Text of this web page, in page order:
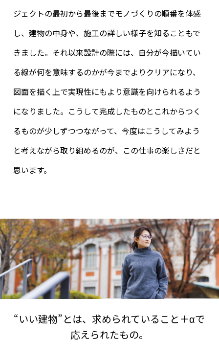
ジェクトの最初から最後までモノづくりの順番を体感
し、建物の中身や、施工の詳しい様子を知ることもで
きました。それ以来設計の際には、自分が今描いてい
る線が何を意味するのかが今までよりクリアになり、
図面を描く上で実現性にもより意識を向けられるよう
になりました。こうして完成したものとこれからつく
るものが少しずつつながって、今度はこうしてみよう
と考えながら取り組めるのが、この仕事の楽しさだと
思います。
“いい建物”とは、求められていること＋αで
応えられたもの。